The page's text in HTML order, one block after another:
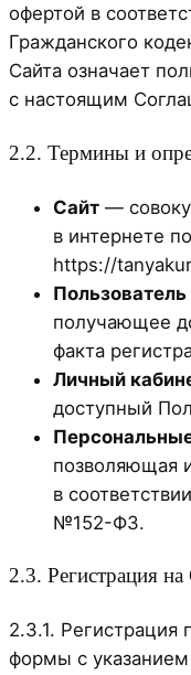
офертой в
Гражданского
Сайта означает
с настоящим
2.2. Термины и
Сайт —
в интернете
https://
Пользователь
получающее
факта
Личный
доступный
позволяющая
в
№152-ФЗ.
2.3. Регистрация на
2.3.1. Регистрация
формы с